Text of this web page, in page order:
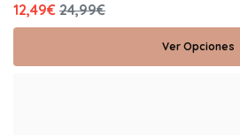
12,49€ 24,99€
Ver Opciones